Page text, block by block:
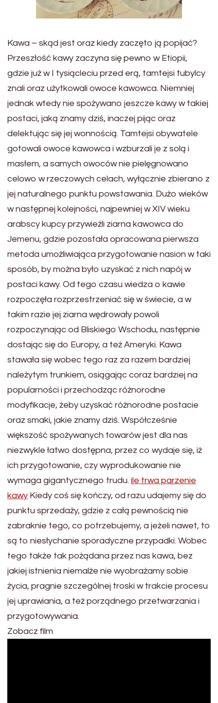
Kawa – skąd jest oraz kiedy zaczęto ją popijać?
Przeszłość kawy zaczyna się pewno w Etiopii,
gdzie już w I tysiącleciu przed erą, tamtejsi tubylcy
znali oraz użytkowali owoce kawowca. Niemniej
jednak wtedy nie spożywano jeszcze kawy w takiej
postaci, jaką znamy dziś, inaczej pijąc oraz
delektując się jej wonnością. Tamtejsi obywatele
gotowali owoce kawowca i wzburzali je z solą i
masłem, a samych owoców nie pielęgnowano
celowo w rzeczowych celach, wyłącznie zbierano z
jej naturalnego punktu powstawania. Dużo wieków
w następnej kolejności, najpewniej w XIV wieku
arabscy kupcy przywieźli ziarna kawowca do
Jemenu, gdzie pozostała opracowana pierwsza
metoda umożliwiająca przygotowanie nasion w taki
sposób, by można było uzyskać z nich napój w
postaci kawy. Od tego czasu wiedza o kawie
rozpoczęła rozprzestrzeniać się w świecie, a w
takim razie jej ziarna wędrowały powoli
rozpoczynając od Bliskiego Wschodu, następnie
dostając się do Europy, a też Ameryki. Kawa
stawała się wobec tego raz za razem bardziej
należytym trunkiem, osiągając coraz bardziej na
popularności i przechodząc różnorodne
modyfikacje, żeby uzyskać różnorodne postacie
oraz smaki, jakie znamy dziś. Współcześnie
większość spożywanych towarów jest dla nas
niezwykle łatwo dostępna, przez co wydaje się, iż
ich przygotowanie, czy wyprodukowanie nie
wymaga gigantycznego trudu. ile trwa parzenie
kawy Kiedy coś się kończy, od razu udajemy się do
punktu sprzedaży, gdzie z całą pewnością nie
zabraknie tego, co potrzebujemy, a jeżeli nawet, to
są to niesłychanie sporadyczne przypadki. Wobec
tego także tak pożądana przez nas kawa, bez
jakiej istnienia niemalże nie wyobrażamy sobie
życia, pragnie szczególnej troski w trakcie procesu
jej uprawiania, a też porządnego przetwarzania i
przygotowywania.
Zobacz film